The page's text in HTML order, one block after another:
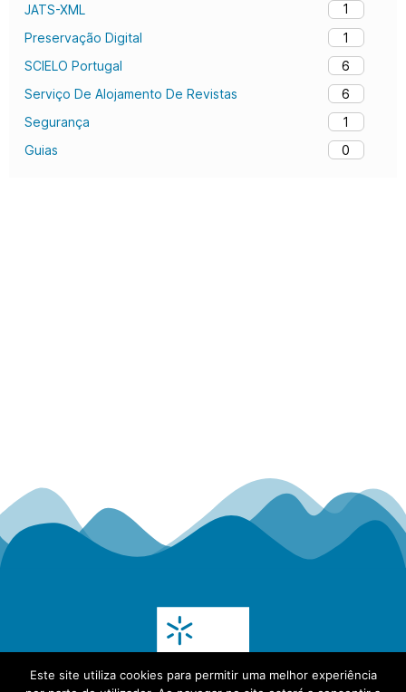
JATS-XML
1
Preservação Digital
1
SCIELO Portugal
6
Serviço De Alojamento De Revistas
6
Segurança
1
Guias
0
Este site utiliza cookies para permitir uma melhor experiência